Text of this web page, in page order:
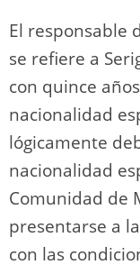
El responsable
se refiere a
con quince
nacionalidad
lógicamente
nacionalidad
Comunidad de
presentarse a
con las